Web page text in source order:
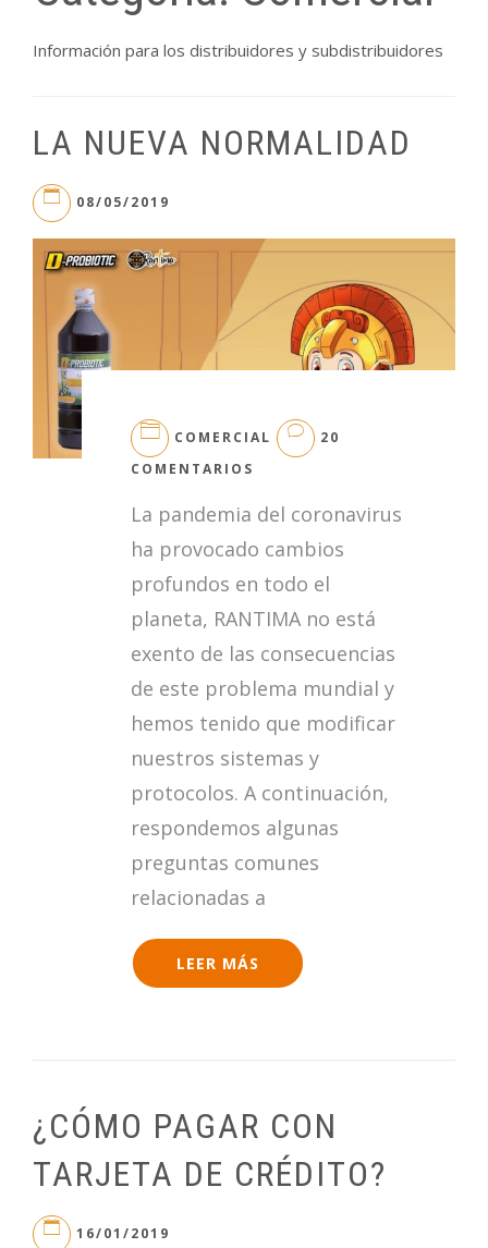
Información para los distribuidores y subdistribuidores
LA NUEVA NORMALIDAD
08/05/2019
COMERCIAL
20
COMENTARIOS
NUEVA
La pandemia del coronavirus
ha provocado cambios
profundos en todo el
planeta, RANTIMA no está
exento de las consecuencias
de este problema mundial y
hemos tenido que modificar
nuestros sistemas y
protocolos. A continuación,
respondemos algunas
preguntas comunes
relacionadas a
LEER MÁS
¿CÓMO PAGAR CON
TARJETA DE CRÉDITO?
16/01/2019